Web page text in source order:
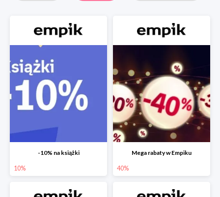
-10% na książki
10%
Mega rabaty w Empiku
40%